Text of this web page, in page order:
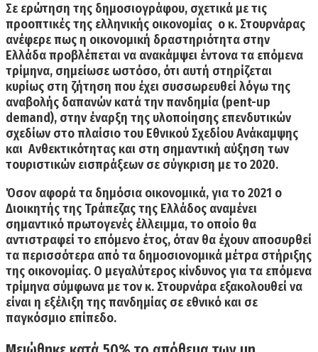
Σε ερώτηση της δημοσιογράφου, σχετικά μετις
προοπτικές της ελληνικής οικονομίας ο κ. Στουρνάρας
ανέφερε πως η οικονομική δραστηριότητα στην
Ελλάδα προβλέπεται να ανακάμψει έντονα τα επόμενα
τρίμηνα, σημείωσε ωστόσο, ότι αυτή στηρίζεται
κυρίως στη ζήτηση που έχει συσσωρευθεί λόγω της
αναβολής δαπανών κατά την πανδημία (pent-up
demand), στην έναρξη της υλοποίησης επενδυτικών
σχεδίων στο πλαίσιο του Εθνικού Σχεδίου Ανάκαμψης
και Ανθεκτικότητας και στη σημαντική αύξηση των
τουριστικών εισπράξεων σε σύγκριση με το 2020.
Όσον αφορά τα δημόσια οικονομικά, για το 2021 ο
Διοικητής της Τράπεζας της Ελλάδος αναμένει
σημαντικό πρωτογενές έλλειμμα,το οποίο θα
αντιστραφεί το επόμενο έτος, όταν θα έχουν αποσυρθεί
τα περισσότερα από τα δημοσιονομικά μέτρα στήριξης
της οικονομίας. Ο μεγαλύτερος κίνδυνος για τα επόμενα
τρίμηνα σύμφωνα με τον κ. Στουρνάρα εξακολουθεί να
είναι η εξέλιξη της πανδημίας σε εθνικό και σε
παγκόσμιο επίπεδο.